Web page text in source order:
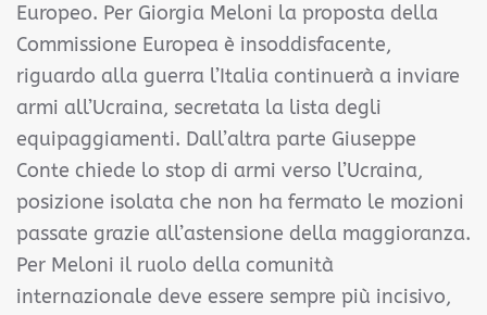
Europeo. Per Giorgia Meloni la proposta della
Commissione Europea è insoddisfacente,
riguardo alla guerra l’Italia continuerà a inviare
armi all’Ucraina, secretata la lista degli
equipaggiamenti. Dall’altra parte Giuseppe
Conte chiede lo stop di armi verso l’Ucraina,
posizione isolata che non ha fermato le mozioni
passate grazie all’astensione della maggioranza.
Per Meloni il ruolo della comunità
internazionale deve essere sempre più incisivo,